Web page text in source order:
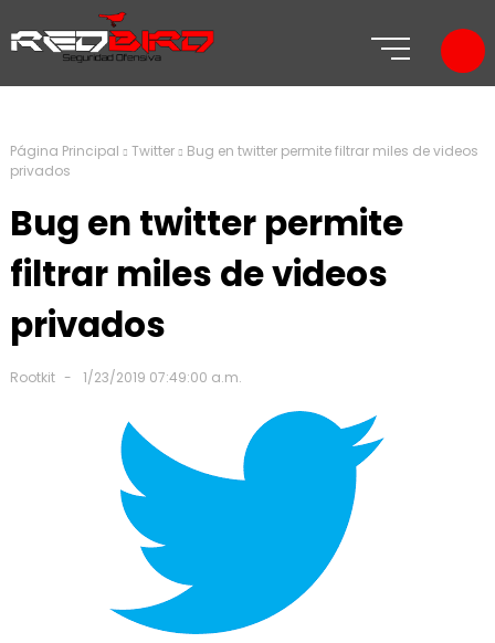
Página Principal Twitter
Bug en twitter permite filtrar miles de videos
privados
Bug en twitter permite
filtrar miles de videos
privados
Rootkit 1/23/2019 07:49:00 a.m.